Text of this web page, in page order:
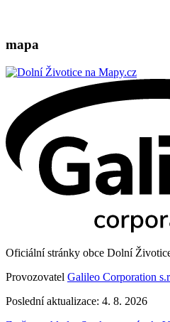
mapa
Oficiální stránky obce Dolní
Provozovatel Galileo Corporation
Poslední aktualizace: 4. 8. 2026